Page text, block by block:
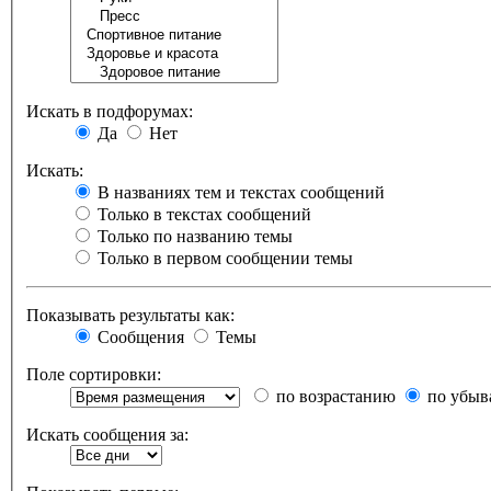
Искать в подфорумах:
Да
Нет
Искать:
В названиях тем и текстах сообщений
Только в текстах сообщений
Только по названию темы
Только в первом сообщении темы
Показывать результаты как:
Сообщения
Темы
Поле сортировки:
по возрастанию
по
Искать сообщения за: